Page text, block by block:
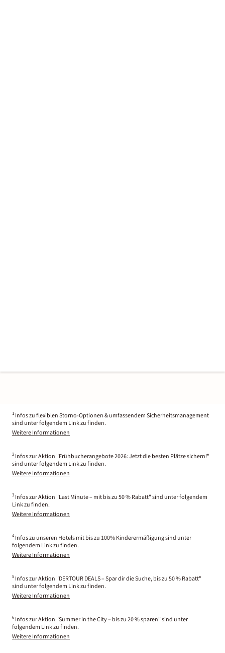
1 Infos zu flexiblen Storno-Optionen & umfassendem Sicherheitsmanagement
sind unter folgendem Link zu finden.
Weitere Informationen
2 Infos zur Aktion "Frühbucherangebote 2026: Jetzt die besten Plätze sichern!"
sind unter folgendem Link zu finden.
Weitere Informationen
3 Infos zur Aktion "Last Minute – mit bis zu 50 % Rabatt" sind unter folgendem
Link zu finden.
Weitere Informationen
4 Infos zu unseren Hotels mit bis zu 100% Kinderermäßigung sind unter
folgendem Link zu finden.
Weitere Informationen
5 Infos zur Aktion "DERTOUR DEALS – Spar dir die Suche, bis zu 50 % Rabatt"
sind unter folgendem Link zu finden.
Weitere Informationen
6 Infos zur Aktion "Summer in the City – bis zu 20 % sparen" sind unter
folgendem Link zu finden.
Weitere Informationen